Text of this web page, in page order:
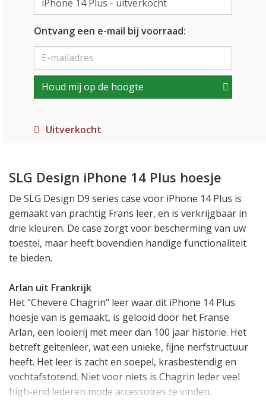
Ontvang een e-mail bij voorraad:
Houd mij op de hoogte
Uitverkocht
SLG Design iPhone 14 Plus hoesje
De SLG Design D9 series case voor iPhone 14 Plus is
gemaakt van prachtig Frans leer, en is verkrijgbaar in
drie kleuren. De case zorgt voor bescherming van uw
toestel, maar heeft bovendien handige functionaliteit
te bieden.
Arlan uit Frankrijk
Het "Chevere Chagrin" leer waar dit iPhone 14 Plus
hoesje van is gemaakt, is gelooid door het Franse
Arlan, een looierij met meer dan 100 jaar historie. Het
betreft geitenleer, wat een unieke, fijne nerfstructuur
heeft. Het leer is zacht en soepel, krasbestendig en
vochtafstotend. Niet voor niets is Chagrin leder veel
high-end lederen mode accessoires te vinden.